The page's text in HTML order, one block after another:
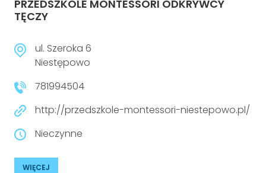
PRZEDSZKOLE MONTESSORI ODKRYWCY
TĘCZY
ul. Szeroka 6
Niestępowo
781994504
http://przedszkole-montessori-niestepowo.pl/
Nieczynne
WIĘCEJ